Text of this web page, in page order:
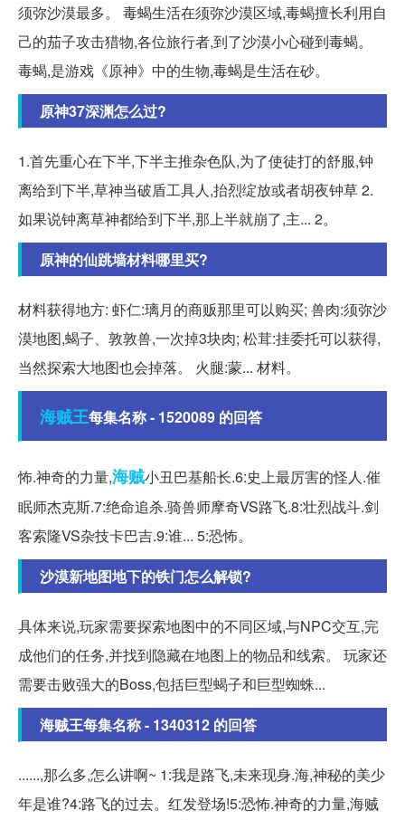
须弥沙漠最多。 毒蝎生活在须弥沙漠区域,毒蝎擅长利用自
己的茄子攻击猎物,各位旅行者,到了沙漠小心碰到毒蝎。
毒蝎,是游戏《原神》中的生物,毒蝎是生活在砂。
原神37深渊怎么过?
1.首先重心在下半,下半主推杂色队,为了使徒打的舒服,钟
离给到下半,草神当破盾工具人,抬烈绽放或者胡夜钟草 2.
如果说钟离草神都给到下半,那上半就崩了,主... 2。
原神的仙跳墙材料哪里买?
材料获得地方: 虾仁:璃月的商贩那里可以购买; 兽肉:须弥沙
漠地图,蝎子、敦敦兽,一次掉3块肉; 松茸:挂委托可以获得,
当然探索大地图也会掉落。 火腿:蒙... 材料。
海贼王每集名称 - 1520089 的回答
怖.神奇的力量,海贼小丑巴基船长.6:史上最厉害的怪人.催
眠师杰克斯.7:绝命追杀.骑兽师摩奇VS路飞.8:壮烈战斗.剑
客索隆VS杂技卡巴吉.9:谁... 5:恐怖。
沙漠新地图地下的铁门怎么解锁?
具体来说,玩家需要探索地图中的不同区域,与NPC交互,完
成他们的任务,并找到隐藏在地图上的物品和线索。 玩家还
需要击败强大的Boss,包括巨型蝎子和巨型蜘蛛...
海贼王每集名称 - 1340312 的回答
......,那么多,怎么讲啊~ 1:我是路飞,未来现身.海,神秘的美少
年是谁?4:路飞的过去。红发登场!5:恐怖.神奇的力量,海贼